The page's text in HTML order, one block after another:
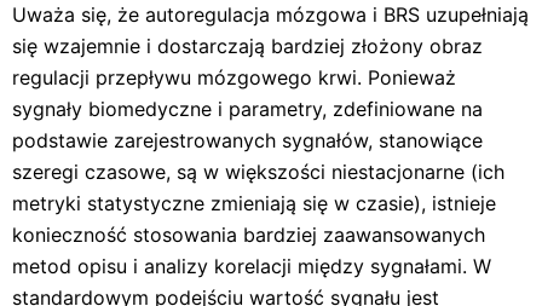
Uważa się, że autoregulacja mózgowa i BRS uzupełniają
się wzajemnie i dostarczają bardziej złożony obraz
regulacji przepływu mózgowego krwi. Ponieważ
sygnały biomedyczne i parametry, zdefiniowane na
podstawie zarejestrowanych sygnałów, stanowiące
szeregi czasowe, są w większości niestacjonarne (ich
metryki statystyczne zmieniają się w czasie), istnieje
konieczność stosowania bardziej zaawansowanych
metod opisu i analizy korelacji między sygnałami. W
standardowym podejściu wartość sygnału jest